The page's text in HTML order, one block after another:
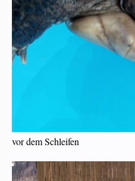
vor dem Schleifen